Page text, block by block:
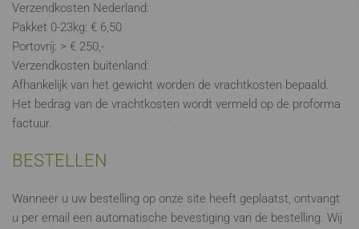
Verzendkosten Nederland:
Pakket 0-23kg: € 6,50
Portovrij: > € 250,-
Verzendkosten buitenland:
Afhankelijk van het gewicht worden de vrachtkosten bepaald.
Het bedrag van de vrachtkosten wordt vermeld op de proforma
factuur.
BESTELLEN
Wanneer u uw bestelling op onze site heeft geplaatst, ontvangt
u per email een automatische bevestiging van de bestelling. Wij